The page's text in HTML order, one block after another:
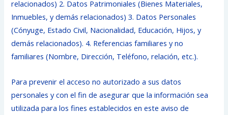
relacionados) 2. Datos Patrimoniales (Bienes Materiales,
Inmuebles, y demás relacionados) 3. Datos Personales
(Cónyuge, Estado Civil, Nacionalidad, Educación, Hijos, y
demás relacionados). 4. Referencias familiares y no
familiares (Nombre, Dirección, Teléfono, relación, etc.).
Para prevenir el acceso no autorizado a sus datos
personales y con el fin de asegurar que la información sea
utilizada para los fines establecidos en este aviso de